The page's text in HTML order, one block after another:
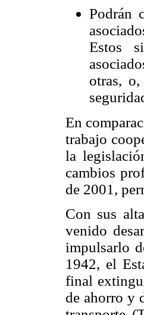
Podrán
Estos
otras,
En
trabajo
la
cambios
de 2001,
Con sus
venido
impulsarlo
1942, el
final
de ahorro y